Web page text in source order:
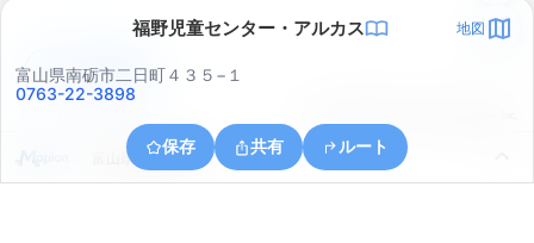
福野児童センター・アルカス 地図
富山県南砺市二日町４３５−１
0763-22-3898
保存 共有 ルート
富山県南砺市岩木
アプリで見る